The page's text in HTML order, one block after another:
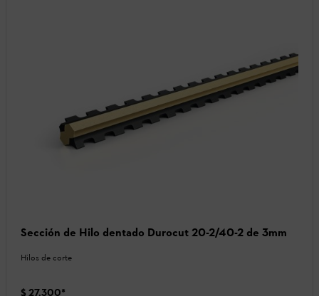
Sección de Hilo dentado Durocut 20-2/40-2 de 3mm
Hilos de corte
$ 27.300*